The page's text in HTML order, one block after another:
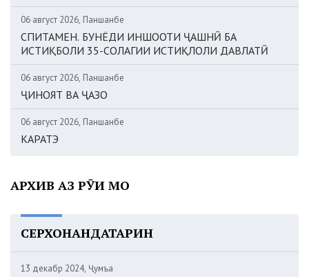
06 август 2026, Панҷшанбе
СПИТАМЕН. БУНЁДИ ИНШООТИ ҶАШНӢ БА
ИСТИҚБОЛИ 35-СОЛАГИИ ИСТИҚЛОЛИ ДАВЛАТӢ
06 август 2026, Панҷшанбе
ҶИНОЯТ ВА ҶАЗО
06 август 2026, Панҷшанбе
КАРАТЭ
АРХИВ АЗ РӮИ МОҲ
СЕРХОНАНДАТАРИН
13 декабр 2024, Ҷумъа